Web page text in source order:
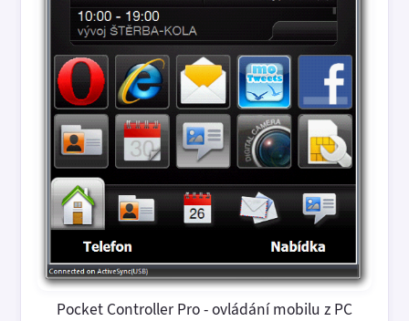
Pocket Controller Pro - ovládání mobilu z PC